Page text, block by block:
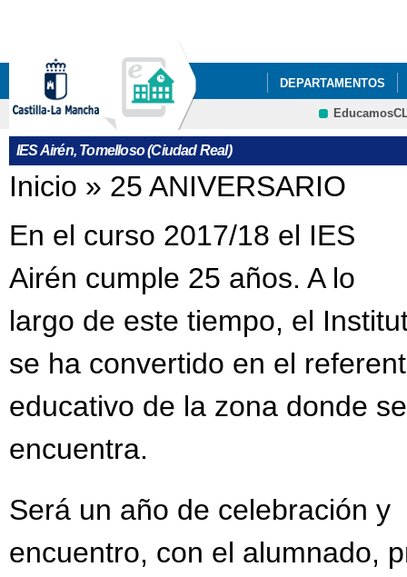
DEPARTAMENTOS
NUESTRO CENTRO
ACTO GRADUACIÓN
ADJUDICACIÓN
AGENDA ESCOLAR
BIBLIOTECA
CELEBRACIONES
CALENDARIO
DÍA ESCOLAR DE
IES Airén, Tomelloso (Ciudad Real)
Se encuentra usted aquí
Inicio » 25 ANIVERSARIO
En el curso 2017/18 el IES
Airén cumple 25 años. A lo
largo de este tiempo, el
se ha convertido en el
educativo de la zona donde se
encuentra.
Será un año de celebración y
encuentro, con el alumnado,